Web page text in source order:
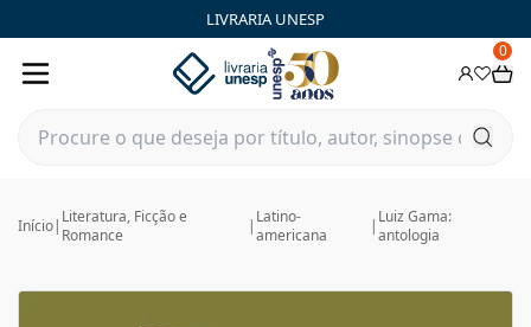
LIVRARIA UNESP
0
Início| Literatura, Ficção e
Romance
| Latino-
americana
| Luiz Gama:
antologia